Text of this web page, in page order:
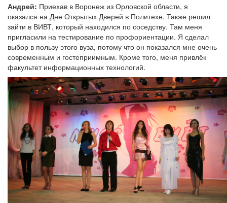
Андрей: Приехав в Воронеж из Орловской области, я
оказался на Дне Открытых Дверей в Политехе. Также решил
зайти в ВИВТ, который находился по соседству. Там меня
пригласили на тестирование по профориентации. Я сделал
выбор в пользу этого вуза, потому что он показался мне очень
современным и гостеприимным. Кроме того, меня привлёк
факультет информационных технологий.